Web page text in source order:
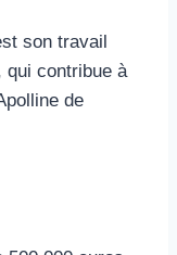
son travail
qui contribue à
de